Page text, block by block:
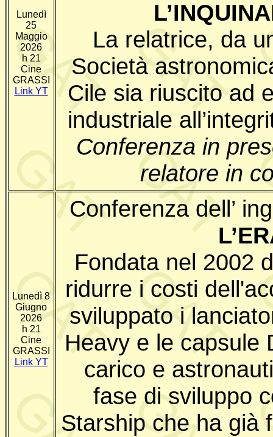
Lunedì
25
Maggio
2026
h 21
Cine
GRASSI
Link YT
La relatrice, da
Società
Cile sia riuscito ad
industriale
Conferenza in
relatore in
Lunedì 8
Giugno
2026
h 21
Cine
GRASSI
Link YT
Conferenza dell’
Fondata nel 2002
ridurre i costi
sviluppato i
Heavy e le capsule
carico e
fase di sviluppo
Starship che ha già